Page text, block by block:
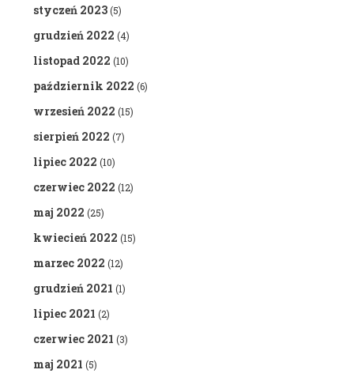
styczeń 2023(5)
grudzień 2022 (4)
listopad 2022 (10)
październik 2022 (6)
wrzesień 2022 (15)
sierpień 2022 (7)
lipiec 2022 (10)
czerwiec 2022 (12)
maj 2022 (25)
kwiecień 2022 (15)
marzec 2022 (12)
grudzień 2021 (1)
lipiec 2021 (2)
czerwiec 2021 (3)
maj 2021 (5)